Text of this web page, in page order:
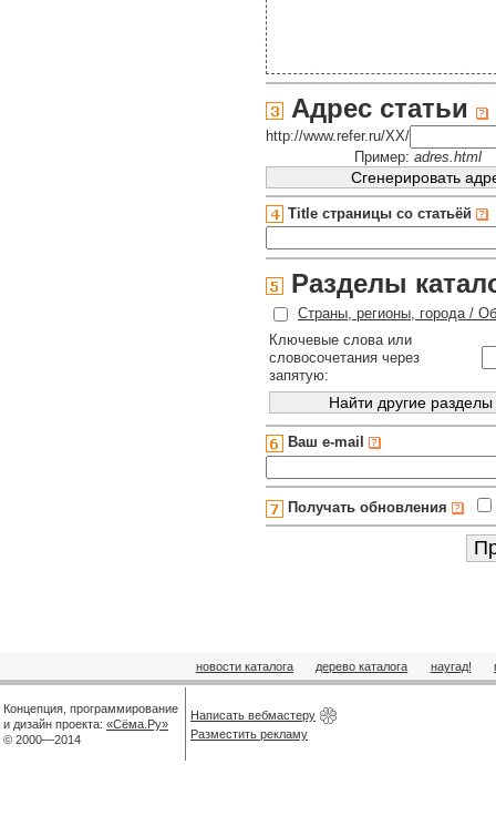
Адрес статьи
http://www.refer.ru/XX/
Пример: adres.html
Title страницы со статьёй
Разделы
Страны, регионы, города /
Ключевые слова или
словосочетания через
запятую:
Ваш e-mail
Получать обновления
новости каталога дерево каталога наугад!
Концепция, программирование
и дизайн проекта: «Сёма.Ру»
© 2000—2014
Написать вебмастеру
Разместить рекламу